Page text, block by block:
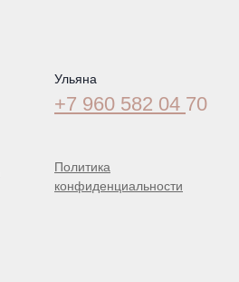
Ульяна
+7 960 582 04 70
Политика
конфиденциальности